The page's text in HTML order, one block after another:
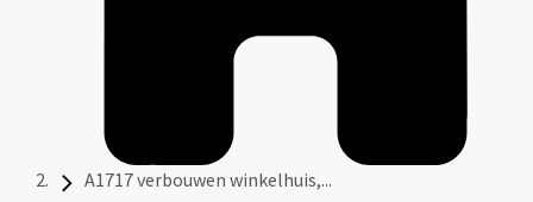
A1717 verbouwen winkelhuis,...